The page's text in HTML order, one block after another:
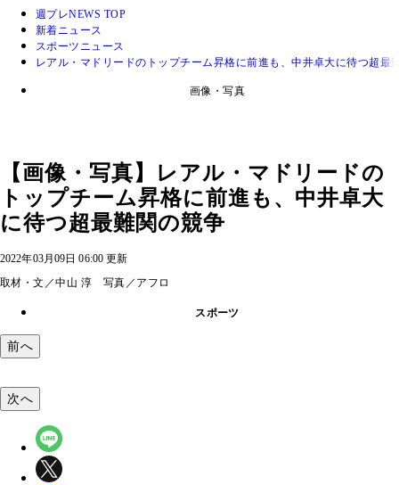
週プレNEWS TOP
新着ニュース
スポーツニュース
レアル・マドリードのトップチーム昇格に前進も、中井卓大に待つ超最
画像・写真
【画像・写真】レアル・マドリードの
トップチーム昇格に前進も、中井卓大
に待つ超最難関の競争
2022年03月09日 06:00 更新
取材・文／中山 淳 写真／アフロ
スポーツ
前へ
次へ